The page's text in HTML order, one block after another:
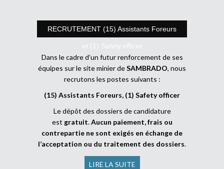
RECRUTEMENT (15) Assistants Foreurs
et (1) Safety officer
Dans le cadre d’un futur renforcement de ses
équipes sur le site minier deSAMBRADO, nous
recrutons les postes suivants :
(15) Assistants Foreurs, (1) Safety officer
Le dépôt des dossiers de candidature
est gratuit.Aucun paiement, frais ou
contrepartie ne sont exigés en échange de
l’acceptation ou du traitement des dossiers.
LIRE LA SUITE